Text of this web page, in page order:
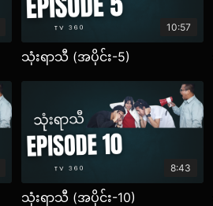
10:57
သုံးရာသီ (အပိုင်း-5)
8:43
သုံးရာသီ (အပိုင်း-10)